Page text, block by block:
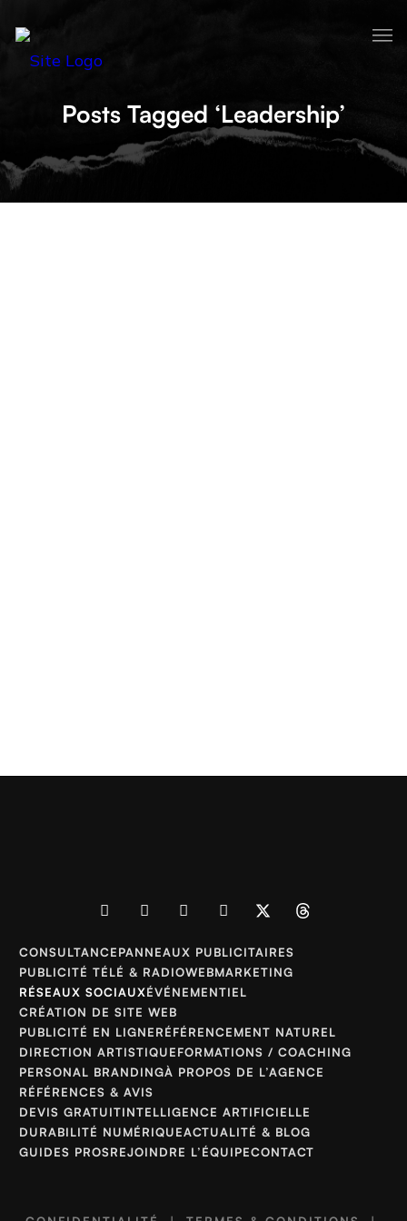
Posts Tagged ‘Leadership’
CONSULTANCEPANNEAUX PUBLICITAIRES
PUBLICITÉ TÉLÉ & RADIOWEBMARKETING
RÉSEAUX SOCIAUXÉVÉNEMENTIEL
CRÉATION DE SITE WEB
PUBLICITÉ EN LIGNERÉFÉRENCEMENT NATUREL
DIRECTION ARTISTIQUEFORMATIONS / COACHING
PERSONAL BRANDINGÀ PROPOS DE L’AGENCE
RÉFÉRENCES & AVIS
DEVIS GRATUITINTELLIGENCE ARTIFICIELLE
DURABILITÉ NUMÉRIQUEACTUALITÉ & BLOG
GUIDES PROSREJOINDRE L’ÉQUIPECONTACT